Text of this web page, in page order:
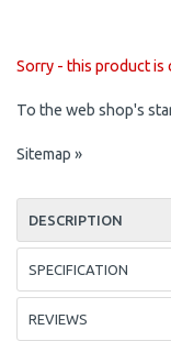
Sorry - this product is
To the web shop's
Sitemap »
DESCRIPTION
SPECIFICATION
REVIEWS